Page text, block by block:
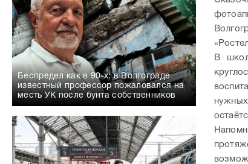
Беспредел как в 90-х: в Волгограде
известный профессор пожаловался на
месть УК после бунта собственников
В